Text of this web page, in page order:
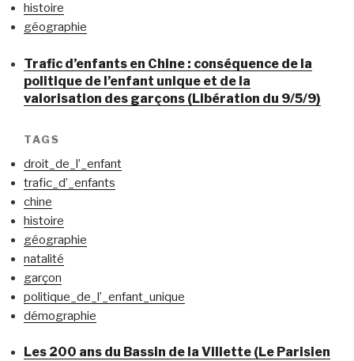
histoire
géographie
Trafic d’enfants en Chine : conséquence de la
politique de l’enfant unique et de la
valorisation des garçons (Libération du 9/5/9)
TAGS
droit_de_l’_enfant
trafic_d’_enfants
chine
histoire
géographie
natalité
garçon
politique_de_l’_enfant_unique
démographie
Les 200 ans du Bassin de la Villette (Le Parisien